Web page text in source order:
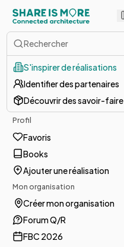
Rechercher
S'inspirer de réalisations
Identifier des partenaires
Découvrir des savoir-faire
Profil
Favoris
Books
Ajouter une réalisation
Mon organisation
Créer mon organisation
Forum Q/R
FBC 2026